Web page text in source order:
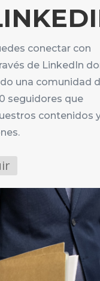
conectar con
de LinkedIn
una comunidad
seguidores que
contenidos